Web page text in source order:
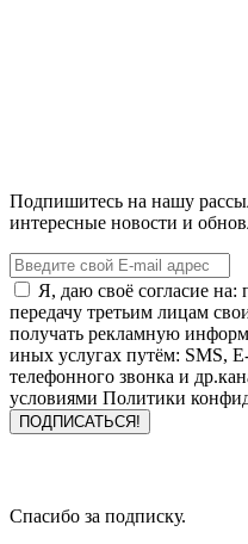
Подпишитесь на нашу
интересные новости и
Я, даю своё согласие на:
передачу третьим лицам
получать рекламную
иных услугах путём: SMS,
телефонного звонка и
условиями Политики
Спасибо за подписку.